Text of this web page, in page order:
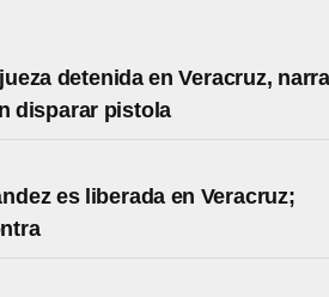
detenida en Veracruz,
disparar pistola
es liberada en Veracruz;